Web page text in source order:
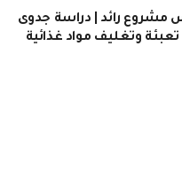
مشروع رائد | دراسة جدوى
وتغليف مواد غذائية